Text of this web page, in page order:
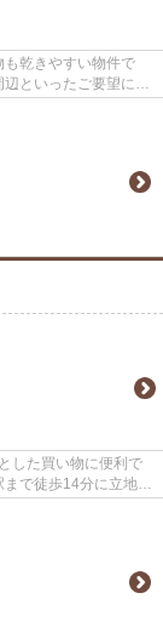
乾きやすい物件で
といったご要望にも
した買い物に便利で
で徒歩14分に立地す